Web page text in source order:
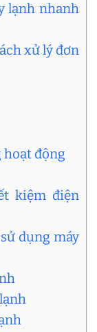
lạnh nhanh
xử lý đơn
hoạt động
kiệm điện
dụng máy